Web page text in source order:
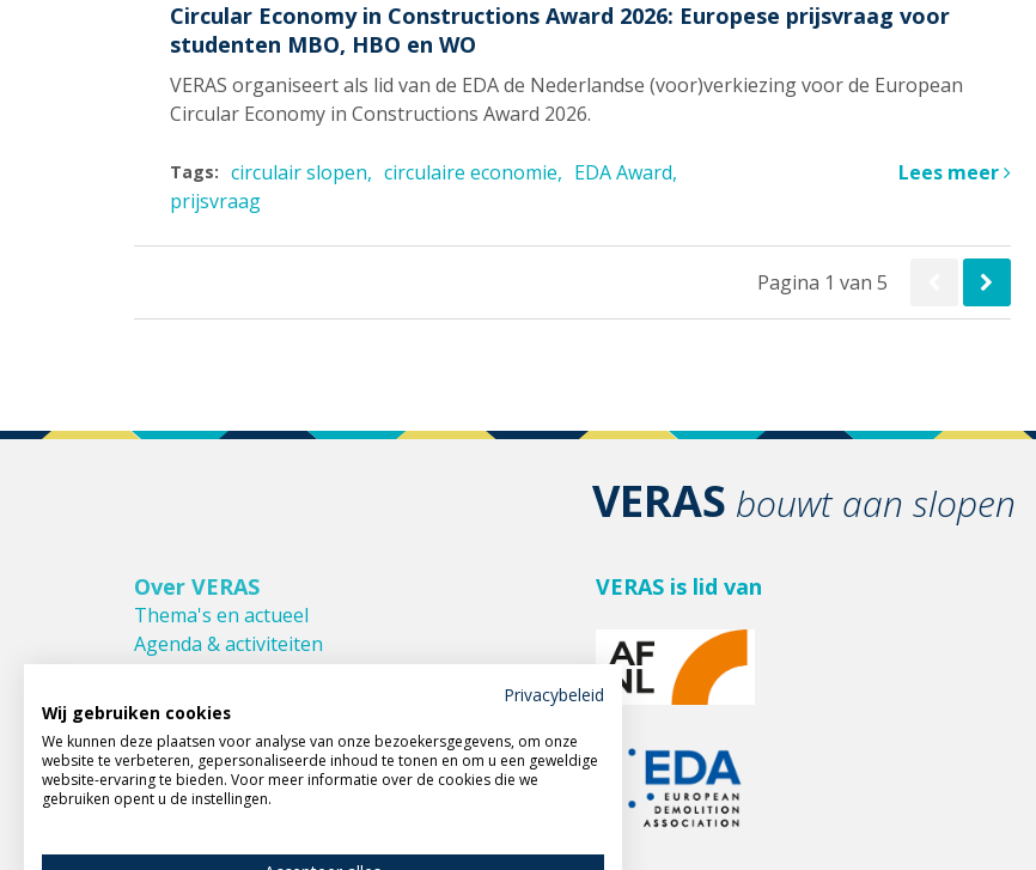
Circular Economy in Constructions Award 2026: Europese prijsvraag voor
studenten MBO, HBO en WO
VERAS organiseert als lid van de EDA de Nederlandse (voor)verkiezing voor de European
Circular Economy in Constructions Award 2026.
Tags: circulair slopen circulaire economie
EDA Award
prijsvraag
Lees meer
Pagina 1 van 5
VERAS bouwt aan slopen
Over VERAS
Thema's en actueel
Agenda & activiteiten
Bestuur & Commissies
Leden van VERAS
Donateurs van VERAS
Huishoudelijk reglement
VERAS is lid van
Privacybeleid
Wij gebruiken cookies
We kunnen deze plaatsen voor analyse van onze bezoekersgegevens, om onze
website te verbeteren, gepersonaliseerde inhoud te tonen en om u een geweldige
website-ervaring te bieden. Voor meer informatie over de cookies die we
gebruiken opent u de instellingen.